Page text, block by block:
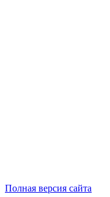
Полная версия сайта